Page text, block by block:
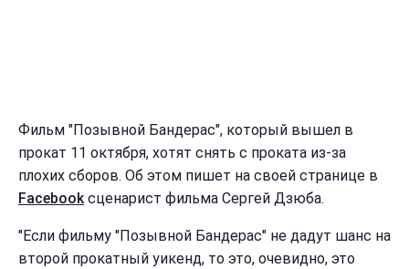
Фильм "Позывной Бандерас", который вышел в
прокат 11 октября, хотят снять с проката из-за
плохих сборов. Об этом пишет на своей странице в
Facebookсценарист фильма Сергей Дзюба.
"Если фильму "Позывной Бандерас" не дадут шанс на
второй прокатный уикенд, то это, очевидно, это